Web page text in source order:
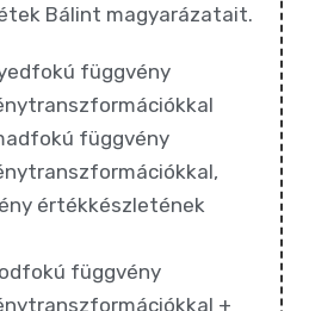
Bálint magyarázatait.
függvény
függvény
értékkészletének
függvény
+